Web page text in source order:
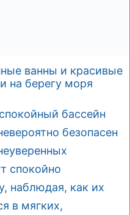
ванны и красивые
на берегу моря
бассейн
безопасен
спокойно
наблюдая, как их
в мягких,